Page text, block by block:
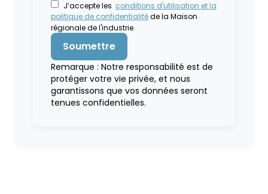
J’accepte les conditions d'utilisation et la
politique de confidentialitéde la Maison
régionale de l'industrie.
Remarque : Notre responsabilité est de
protéger votre vie privée, et nous
garantissons que vos données seront
tenues confidentielles.